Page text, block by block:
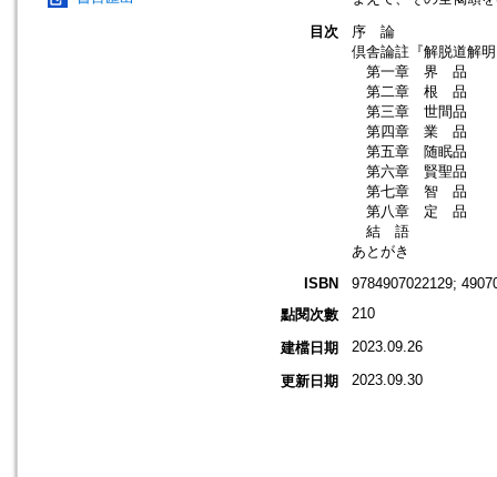
目次
序 論
倶舎論註『解脱道解
第一章 界 品
第二章 根 品
第三章 世間品
第四章 業 品
第五章 随眠品
第六章 賢聖品
第七章 智 品
第八章 定 品
結 語
あとがき
ISBN
9784907022129;
點閱次數
210
建檔日期 2023.09.26
更新日期 2023.09.30